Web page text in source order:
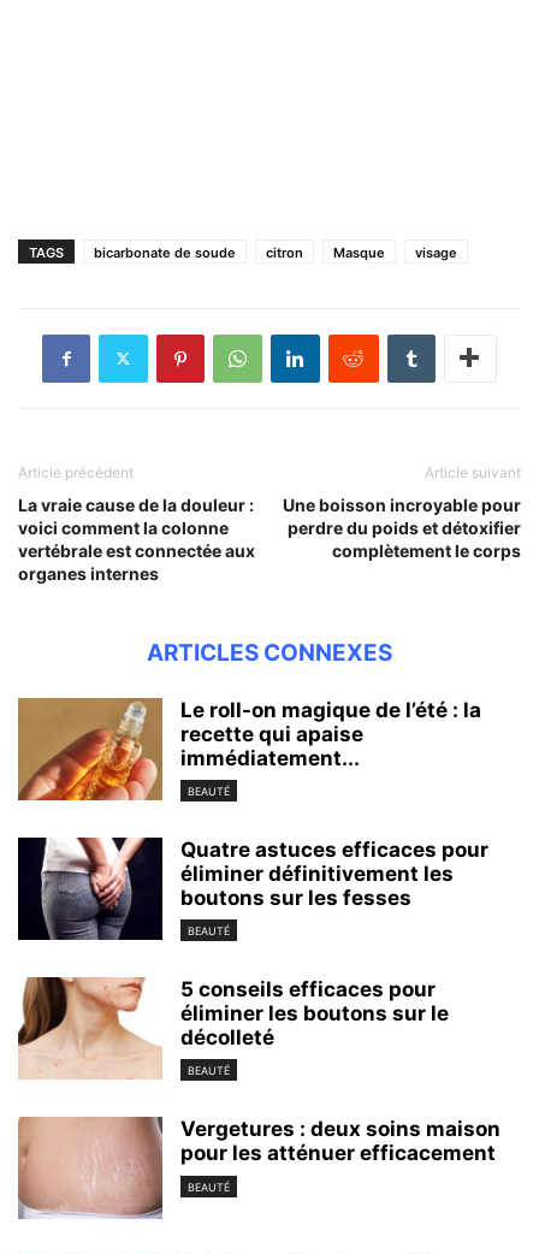
TAGS bicarbonate de soude citron Masque visage
Article précédent
La vraie cause de la douleur :
voici comment la colonne
vertébrale est connectée aux
organes internes
Article suivant
Une boisson incroyable pour
perdre du poids et détoxifier
complètement le corps
ARTICLES CONNEXES
Le roll-on magique de l’été : la
recette qui apaise
immédiatement...
BEAUTÉ
Quatre astuces efficaces pour
éliminer définitivement les
boutons sur les fesses
BEAUTÉ
5 conseils efficaces pour
éliminer les boutons sur le
décolleté
BEAUTÉ
Vergetures : deux soins maison
pour les atténuer efficacement
BEAUTÉ